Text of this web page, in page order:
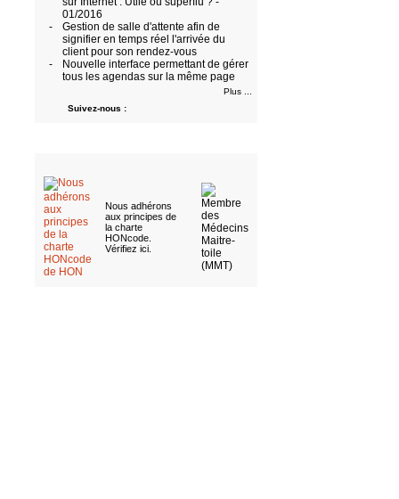
01/2016
-
Gestion de salle d'attente afin de
signifier en temps réel l'arrivée du
client pour son rendez-vous
-
Nouvelle interface permettant de gérer
tous les agendas sur la même page
Plus ...
Suivez-nous :
Nous adhérons
aux principes de
la charte
HONcode.
Vérifiez ici.